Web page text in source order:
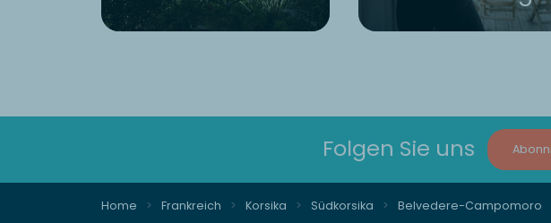
Folgen Sie uns
Home Frankreich Korsika Südkorsika Belvedere-Campomoro